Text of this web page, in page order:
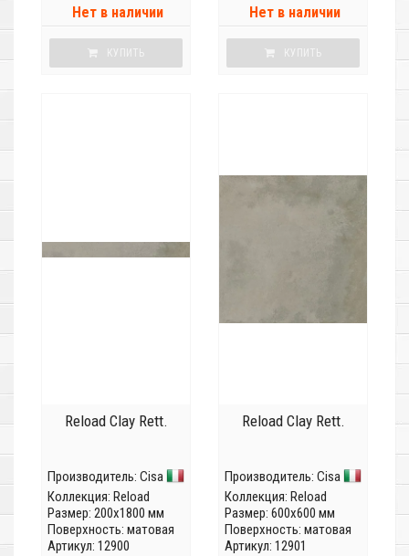
Нет в наличии
КУПИТЬ
Нет в наличии
КУПИТЬ
Reload Clay Rett.
Производитель: Cisa
Коллекция: Reload
Размер: 200x1800 мм
Поверхность: матовая
Артикул: 12900
Reload Clay Rett.
Производитель: Cisa
Коллекция: Reload
Размер: 600x600 мм
Поверхность: матовая
Артикул: 12901